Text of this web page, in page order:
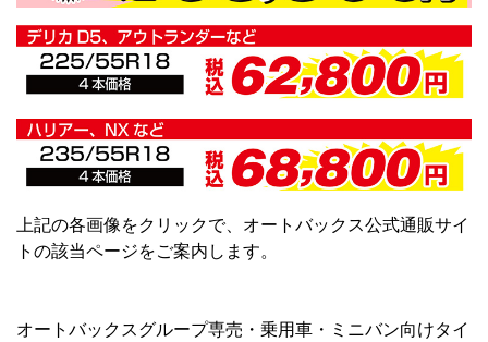
上記の各画像をクリックで、オートバックス公式通販サイ
トの該当ページをご案内します。
オートバックスグループ専売・乗用車・ミニバン向けタイ